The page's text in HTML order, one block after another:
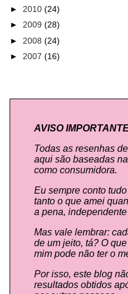
► 2010 (24)
► 2009 (28)
► 2008 (24)
► 2007 (16)
AVISO
Todas as resenhas
aqui são baseadas
como consumidora.
Eu sempre conto
tanto o que amei
a pena,
Mas vale lembrar:
de um jeito, tá? O
mim pode não ter o
Por isso, este blog
resultados obtidos